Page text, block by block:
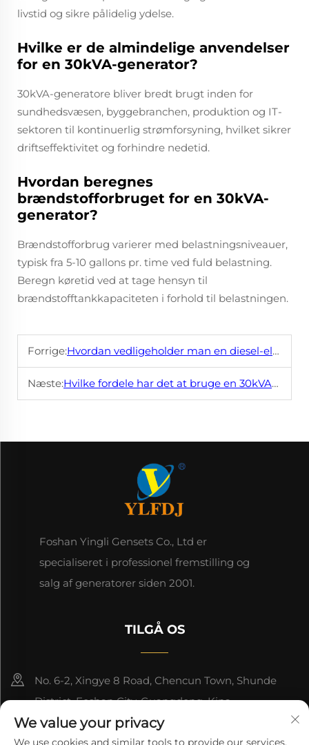
livstid og sikre pålidelig ydelse.
Hvilke er de almindelige anvendelser
for en 30kVA-generator?
30kVA-generatore bliver bredt brugt inden for
sundhedsvæsen, byggebranchen, produktion og IT-
sektoren til kontinuerlig strømforsyning, hvilket sikrer
driftseffektivitet og forhindre nedetid.
Hvordan beregnes
brændstofforbruget for en 30kVA-
generator?
Brændstofforbrug varierer med belastningsniveauer,
typisk fra 5-10 gallons pr. time ved fuld belastning.
Beregn køretid ved at tage hensyn til
brændstofftankkapaciteten i forhold til belastningen.
Forrige:Hvordan vedligeholder man en diesel-elektrisk generator?
Næste:Hvilke fordele har det at bruge en 30kVA-generator til industrielle anvendelser?
Foshan Yingli Gensets Co., Ltd er
specialiseret i professionel fremstilling og
salg af generatorer siden 2001.
TILGÅ OS
No. 6-2, Xingye 8 Road, Chencun Town, Shunde
District, Foshan City, Guangdong, Kina.
8618676517177
We value your privacy
We use cookies and similar tools to provide our services.